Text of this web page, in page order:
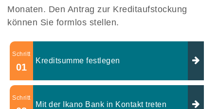
Monaten. Den Antrag zur Kreditaufstockung
können Sie formlos stellen.
Schritt
01
Kreditsumme festlegen
Schritt
Mit der Ikano Bank in Kontakt treten